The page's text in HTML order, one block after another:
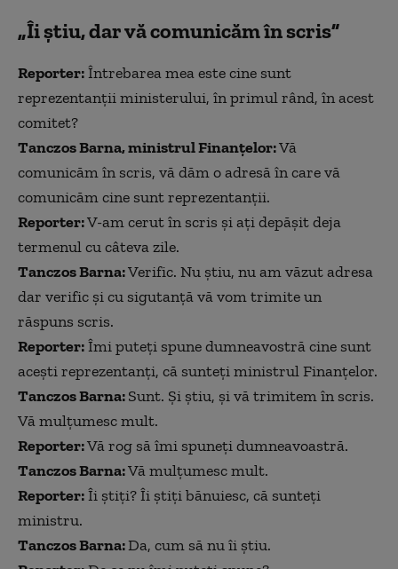
„Îi știu, dar vă comunicăm în scris”
Reporter:Întrebarea mea este cine sunt
reprezentanții ministerului, în primul rând, în acest
comitet?
Tanczos Barna, ministrul Finanțelor:Vă
comunicăm în scris, vă dăm o adresă în care vă
comunicăm cine sunt reprezentanții.
Reporter:V-am cerut în scris și ați depășit deja
termenul cu câteva zile.
Tanczos Barna:Verific. Nu știu, nu am văzut adresa
dar verific și cu sigutanță vă vom trimite un
răspuns scris.
Reporter:Îmi puteți spune dumneavostră cine sunt
acești reprezentanți, că sunteți ministrul Finanțelor.
Tanczos Barna:Sunt. Și știu, și vă trimitem în scris.
Vă mulțumesc mult.
Reporter:Vă rog să îmi spuneți dumneavoastră.
Tanczos Barna:Vă mulțumesc mult.
Reporter:Îi știți? Îi știți bănuiesc, că sunteți
ministru.
Tanczos Barna:Da, cum să nu îi știu.